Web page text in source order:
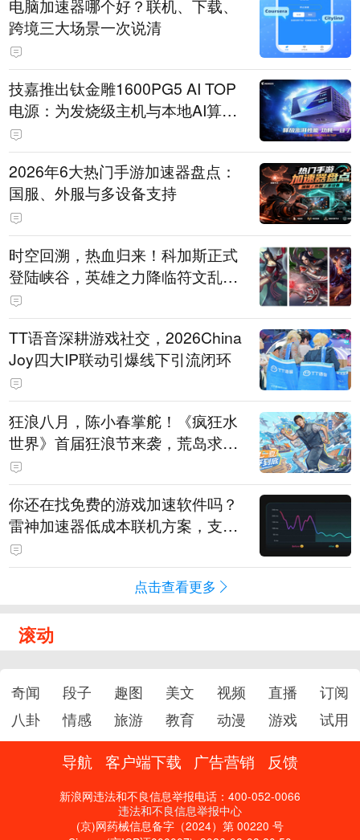
电脑加速器哪个好？联机、下载、
跨境三大场景一次说清
技嘉推出钛金雕1600PG5 AI TOP
电源：为发烧级主机与本地AI算力
打造旗舰供电方案
2026年6大热门手游加速器盘点：
国服、外服与多设备支持
时空回溯，热血归来！科加斯正式
登陆峡谷，英雄之力降临符文乱
斗！
TT语音深耕游戏社交，2026China
Joy四大IP联动引爆线下引流闭环
狂浪八月，陈小春掌舵！《疯狂水
世界》首届狂浪节来袭，荒岛求生
直播即将开启
你还在找免费的游戏加速软件吗？
雷神加速器低成本联机方案，支持
免费试用
点击查看更多
滚动
奇闻 段子 趣图 美文 视频 直播
订阅
八卦
情感 旅游 教育 动漫 游戏 试用
导航 客户端下载 广告营销 反馈
新浪网违法和不良信息举报电话：400-052-0066
违法和不良信息举报中心
(京)网药械信息备字（2024）第 00220 号